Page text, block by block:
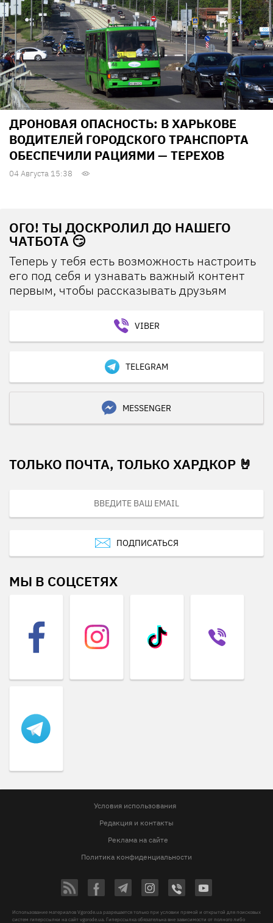
ДРОНОВАЯ ОПАСНОСТЬ: В ХАРЬКОВЕ
ВОДИТЕЛЕЙ ГОРОДСКОГО ТРАНСПОРТА
ОБЕСПЕЧИЛИ РАЦИЯМИ — ТЕРЕХОВ
04 Августа 15:38
ОГО! ТЫ ДОСКРОЛИЛ ДО НАШЕГО
ЧАТБОТА 😏
Теперь у тебя есть возможность настроить
его под себя и узнавать важный контент
первым, чтобы рассказывать друзьям
VIBER
TELEGRAM
MESSENGER
ТОЛЬКО ПОЧТА, ТОЛЬКО ХАРДКОР 🤘
ПОДПИСАТЬСЯ
МЫ В СОЦСЕТЯХ
Условия использования
Редакция и контакты
Реклама на сайте
Политика конфиденциальности
Использование материалов Vgorode.ua разрешается только при условии прямой и открытой для поисковых
систем гиперссылки на сайт vgorode.ua. Гиперссылка обязательна вне зависимости от полного либо